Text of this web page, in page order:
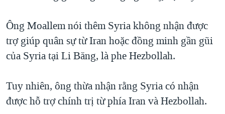
Ông Moallem nói thêm Syria không nhận được
trợ giúp quân sự từ Iran hoặc đồng minh gần gũi
của Syria tại Li Băng, là phe Hezbollah.
Tuy nhiên, ông thừa nhận rằng Syria có nhận
được hỗ trợ chính trị từ phía Iran và Hezbollah.